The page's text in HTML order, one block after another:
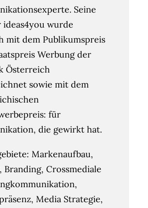
Seine
ideas4you wurde
mit dem Publikumspreis
Werbung der
Österreich
sowie mit dem
für
die gewirkt hat.
Markenaufbau,
Branding, Crossmediale
Media Strategie,